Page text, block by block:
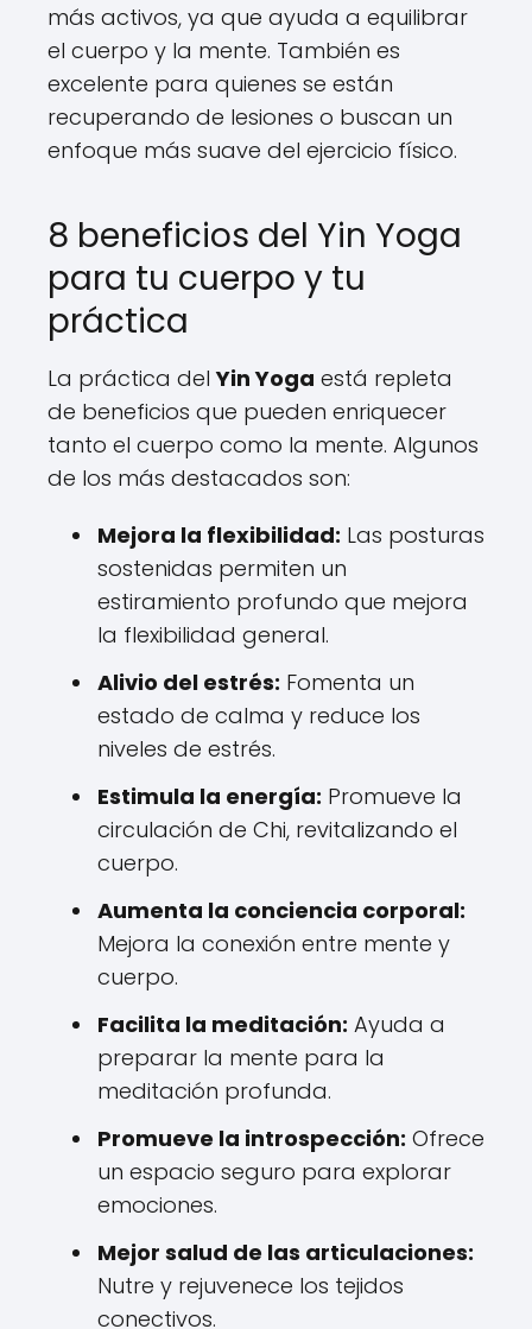
más activos, ya que ayuda a equilibrar
el cuerpo y la mente. También es
excelente para quienes se están
recuperando de lesiones o buscan un
enfoque más suave del ejercicio físico.
8 beneficios del Yin Yoga
para tu cuerpo y tu
práctica
La práctica delYin Yoga está repleta
de beneficios que pueden enriquecer
tanto el cuerpo como la mente. Algunos
de los más destacados son:
Mejora la flexibilidad: Las posturas
sostenidas permiten un
estiramiento profundo que mejora
la flexibilidad general.
Alivio del estrés: Fomenta un
estado de calma y reduce los
niveles de estrés.
Estimula la energía: Promueve la
circulación de Chi, revitalizando el
cuerpo.
Aumenta la conciencia corporal:
Mejora la conexión entre mente y
cuerpo.
Facilita la meditación: Ayuda a
preparar la mente para la
meditación profunda.
Promueve la introspección: Ofrece
un espacio seguro para explorar
emociones.
Mejor salud de las articulaciones:
Nutre y rejuvenece los tejidos
conectivos.